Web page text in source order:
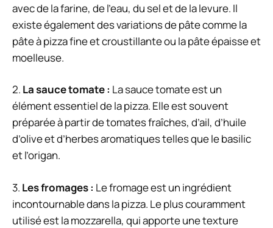
avec de la farine, de l’eau, du sel et de la levure. Il
existe également des variations de pâte comme la
pâte à pizza fine et croustillante ou la pâte épaisse et
moelleuse.
2. La sauce tomate : La sauce tomate est un
élément essentiel de la pizza. Elle est souvent
préparée à partir de tomates fraîches, d’ail, d’huile
d’olive et d’herbes aromatiques telles que le basilic
et l’origan.
3. Les fromages : Le fromage est un ingrédient
incontournable dans la pizza. Le plus couramment
utilisé est la mozzarella, qui apporte une texture